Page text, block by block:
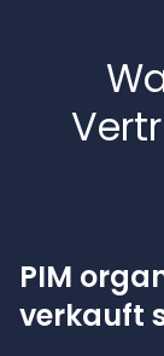
PIM
verkauft